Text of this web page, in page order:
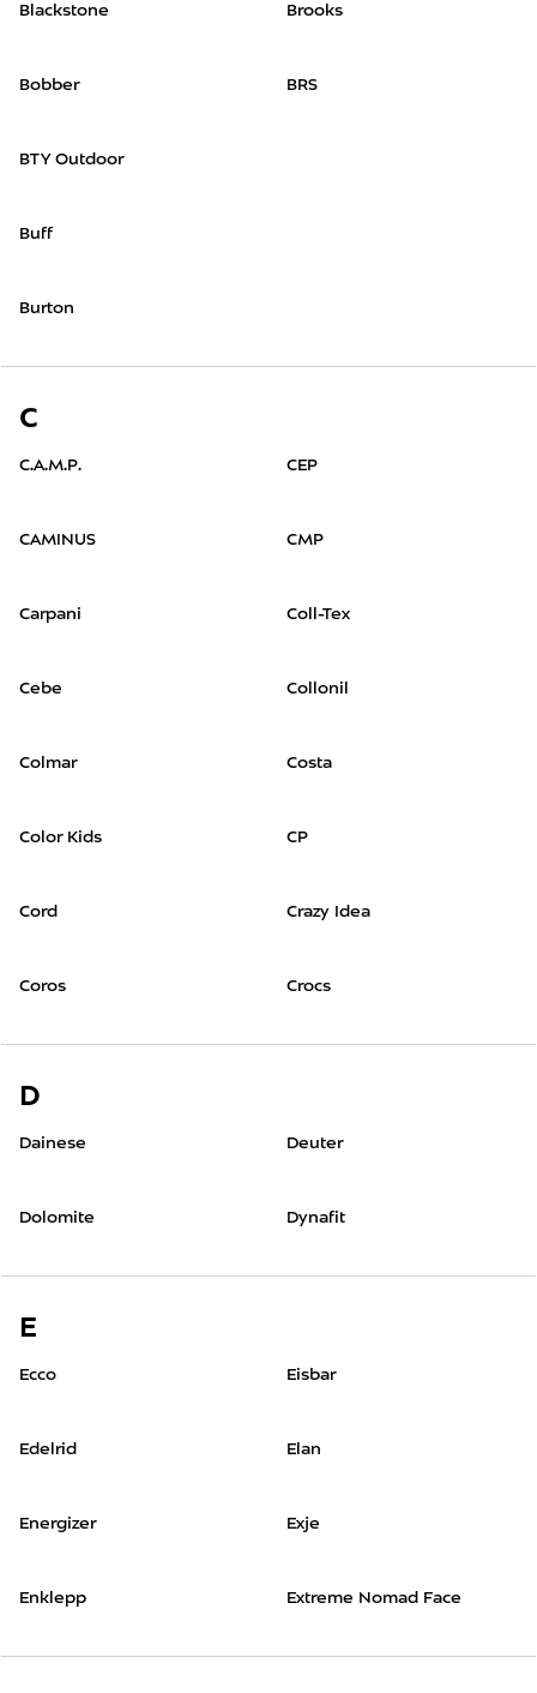
Blackstone
Bobber
Brooks
BRS
BTY Outdoor
Buff
Burton
C
C.A.M.P.
CAMINUS
Carpani
Cebe
CEP
CMP
Coll-Tex
Collonil
Colmar
Color Kids
Cord
Coros
Costa
CP
Crazy Idea
Crocs
D
Dainese Deuter
Dolomite Dynafit
E
Ecco
Edelrid
Eisbar
Elan
Energizer
Enklepp
Exje
Extreme Nomad Face